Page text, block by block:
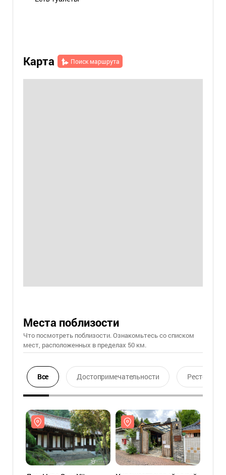
Карта Поиск маршрута
Места поблизости
Что посмотреть поблизости. Ознакомьтесь со списком
мест, расположенных в пределах 50 км.
Все Достопримечательности Ресторан